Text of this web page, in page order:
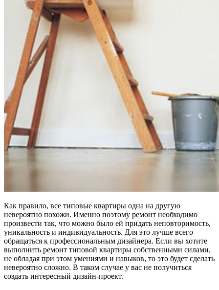
Как правило, все типовые квартиры одна на другую
невероятно похожи. Именно поэтому ремонт необходимо
произвести так, что можно было ей придать неповторимость,
уникальность и индивидуальность. Для это лучше всего
обращаться к профессиональным дизайнера. Если вы хотите
выполнить ремонт типовой квартиры собственными силами,
не обладая при этом умениями и навыков, то это будет сделать
невероятно сложно. В таком случае у вас не получиться
создать интересный дизайн-проект.